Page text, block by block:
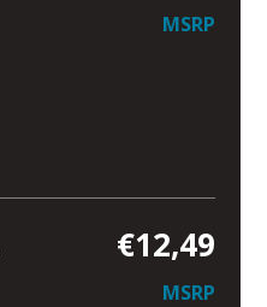
MSRP
€12,49
MSRP